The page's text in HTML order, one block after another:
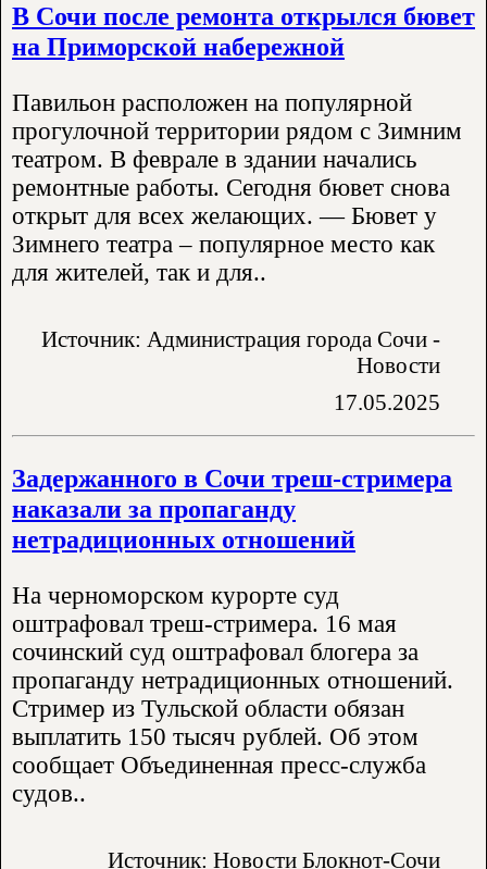
В Сочи после ремонта открылся бювет
на Приморской набережной
Павильон расположен на популярной
прогулочной территории рядом с Зимним
театром. В феврале в здании начались
ремонтные работы. Сегодня бювет снова
открыт для всех желающих. — Бювет у
Зимнего театра – популярное место как
для жителей, так и для..
Источник: Администрация города Сочи -
Новости
17.05.2025
Задержанного в Сочи треш-стримера
наказали за пропаганду
нетрадиционных отношений
На черноморском курорте суд
оштрафовал треш-стримера. 16 мая
сочинский суд оштрафовал блогера за
пропаганду нетрадиционных отношений.
Стример из Тульской области обязан
выплатить 150 тысяч рублей. Об этом
сообщает Объединенная пресс-служба
судов..
Источник: Новости Блокнот-Сочи